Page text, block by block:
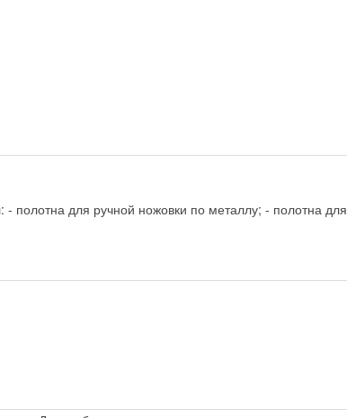
полотна для ручной ножовки по металлу; - полотна для